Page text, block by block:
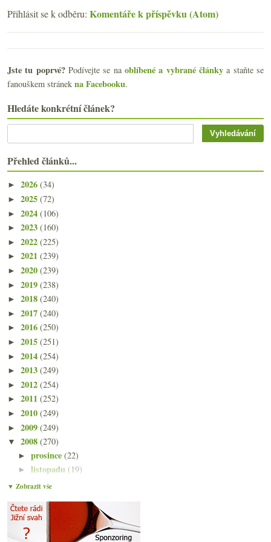
Přihlásit se k odběru: Komentáře k příspěvku (Atom)
Jste tu poprvé?Podívejte se naoblíbené a vybrané články a staňte se
fanouškem stránek na Facebooku.
Hledáte konkrétní článek?
Přehled článků...
► 2026 (34)
► 2025 (72)
► 2024 (106)
► 2023 (160)
► 2022 (225)
► 2021 (239)
► 2020 (239)
► 2019 (238)
► 2018 (240)
► 2017 (240)
► 2016 (250)
► 2015 (251)
► 2014 (254)
► 2013 (249)
► 2012 (254)
► 2011 (252)
► 2010 (249)
► 2009 (249)
▼ 2008 (270)
►prosince(22)
►listopadu (19)
▼října(22)
Burgundské sklo, karma a riedelovské střepy
Fantastický ryzlink z Wachau
Burgundsko v Hradci Králové podruhé
▼ Zobrazit vše